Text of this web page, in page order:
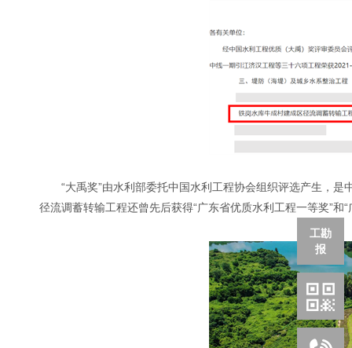
“大禹奖”由水利部委托中国水利工程协会组织评选产生，
径流调蓄转输工程还曾先后获得“广东省优质水利工程一等奖”和
工勘
报